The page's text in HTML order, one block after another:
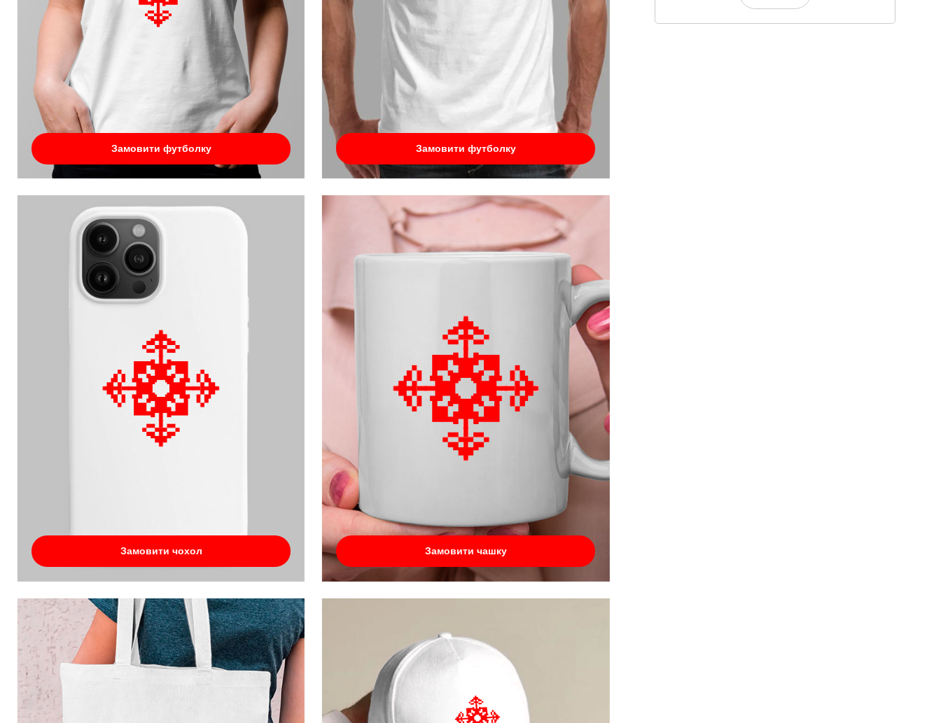
Замовити футболку Замовити футболку
Замовити чохол Замовити чашку